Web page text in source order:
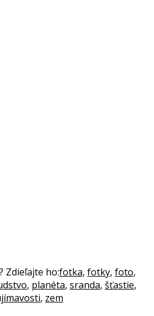
Zdieľajte ho:fotka, fotky, foto,
, planéta, sranda, šťastie,
, zem